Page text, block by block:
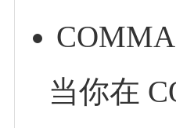
当你在